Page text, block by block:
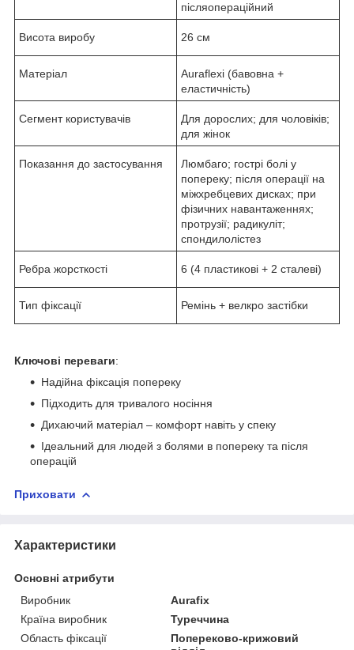
післяопераційний
Висота виробу 26 см
Матеріал
Auraflexi (бавовна +
еластичність)
Сегмент користувачів
Для дорослих; для чоловіків;
для жінок
Показання до застосування
Люмбаго; гострі болі у
попереку; після операції на
міжхребцевих дисках; при
фізичних навантаженнях;
протрузії; радикуліт;
спондилолістез
Ребра жорсткості 6 (4 пластикові + 2 сталеві)
Тип фіксації Ремінь + велкро застібки
Ключові переваги:
Надійна фіксація попереку
Підходить для тривалого носіння
Дихаючий матеріал – комфорт навіть у спеку
Ідеальний для людей з болями в попереку та після
операцій
Приховати
Характеристики
Основні атрибути
Виробник
Aurafix
Країна виробник
Туреччина
Область фіксації
Попереково-крижовий